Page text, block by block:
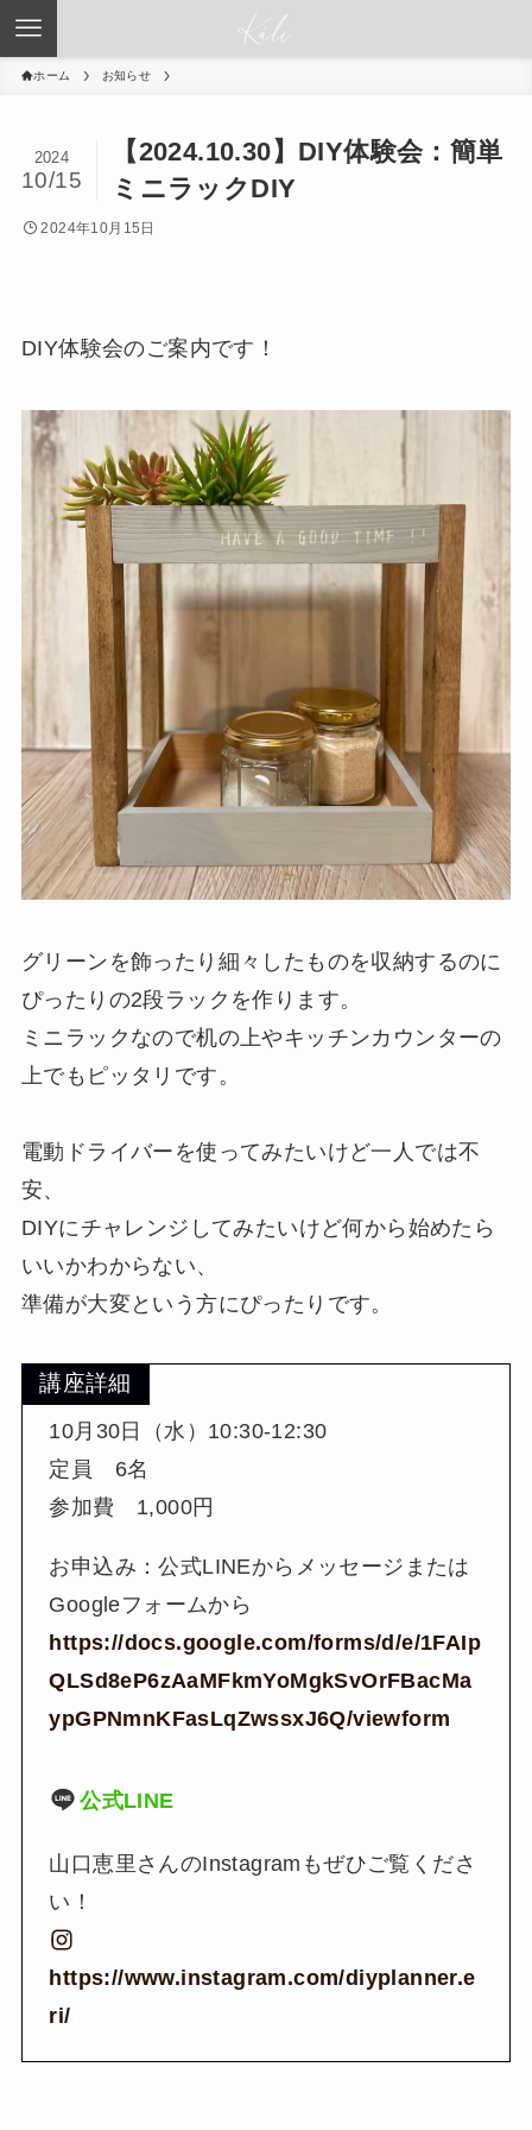
ホーム お知らせ
【2024.10.30】DIY体験会：簡単
ミニラックDIY
2024
10/15
2024年10月15日
DIY体験会のご案内です！
グリーンを飾ったり細々したものを収納するのに
ぴったりの2段ラックを作ります。
ミニラックなので机の上やキッチンカウンターの
上でもピッタリです。
電動ドライバーを使ってみたいけど一人では不
安、
DIYにチャレンジしてみたいけど何から始めたら
いいかわからない、
準備が大変という方にぴったりです。
講座詳細
10月30日（水）10:30-12:30
定員 6名
参加費 1,000円
お申込み：公式LINEからメッセージまたは
Googleフォームから
https://docs.google.com/forms/d/e/1FAIp
QLSd8eP6zAaMFkmYoMgkSvOrFBacMa
ypGPNmnKFasLqZwssxJ6Q/viewform
公式LINE
山口恵里さんのInstagramもぜひご覧くださ
い！
https://www.instagram.com/diyplanner.e
ri/